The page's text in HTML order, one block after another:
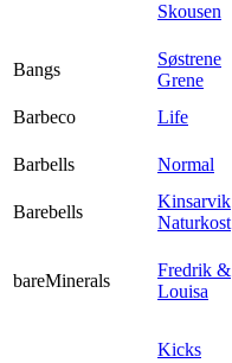
Skousen
Bangs
Søstrene
Grene
Barbeco
Life
Barbells
Normal
Barebells
Kinsarvik
Naturkost
bareMinerals
Fredrik &
Louisa
Kicks